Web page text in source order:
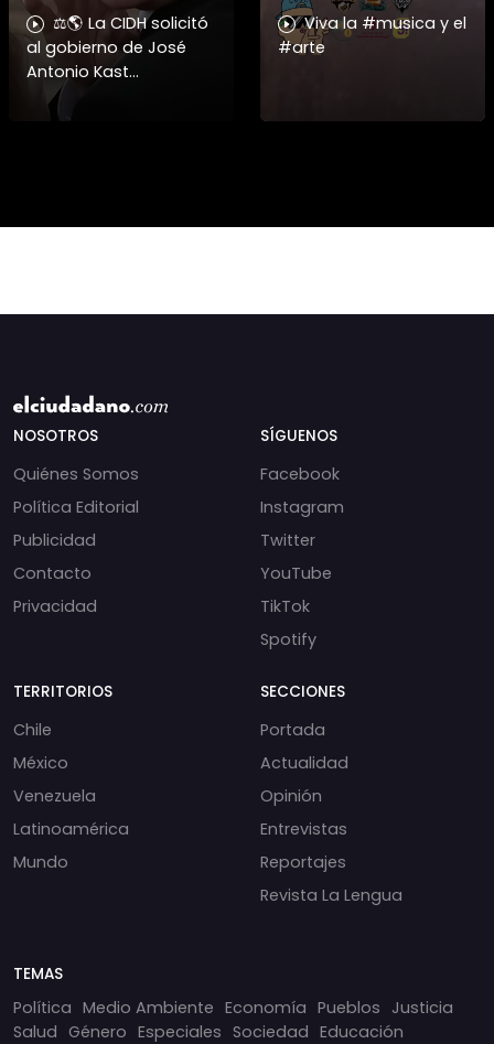
⚖️🌎 La CIDH solicitó
al gobierno de José
Antonio Kast
información detallada
sobre cambios
Viva la #musica y el
#arte
NOSOTROS
Quiénes Somos
Política Editorial
Publicidad
Contacto
Privacidad
SÍGUENOS
Facebook
Instagram
Twitter
YouTube
TikTok
Spotify
TERRITORIOS
Chile
México
Venezuela
Latinoamérica
Mundo
SECCIONES
Portada
Actualidad
Opinión
Entrevistas
Reportajes
Revista La Lengua
TEMAS
Política Medio Ambiente Economía Pueblos Justicia
Salud Género Especiales Sociedad Educación